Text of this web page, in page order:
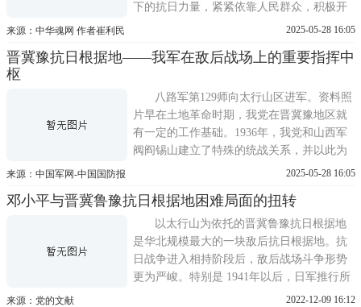
下的抗日力量，紧紧依靠人民群众，积极开
展敌后抗日游击战争的重要阵地。一、创建
沦丧，民族危机空前加剧。日本侵略者企图
这个关键时刻，
来源：中华魂网 作者崔利民 2025-05-28 16:05
晋冀豫抗日根据地——我军在敌后战场上的重要指挥中
枢
八路军第129师向太行山区进军。资料照
片早在土地革命时期，我党在晋冀豫地区就
有一定的工作基础。1936年，我党和山西军
阀阎锡山建立了特殊的统战关系，并以此为
契机向山西当地的进步组织——牺牲救国同
际领导的抗日救亡团体。抗战全面爆发后，
牺牲救国同盟会快速发展，人员逐渐遍布山
西各地，为我党在这里发动
来源：中国军网-中国国防报 2025-05-28 16:05
邓小平与晋冀鲁豫抗日根据地困难局面的扭转
以太行山为依托的晋冀鲁豫抗日根据地
是华北规模最大的一块敌后抗日根据地。抗
日战争进入相持阶段后，敌后战场斗争形势
更为严峻。特别是 1941年以后，日军推行所
谓治安强化运动，将共产党和其领导的抗日
来源：党的文献 2022-12-09 16:12